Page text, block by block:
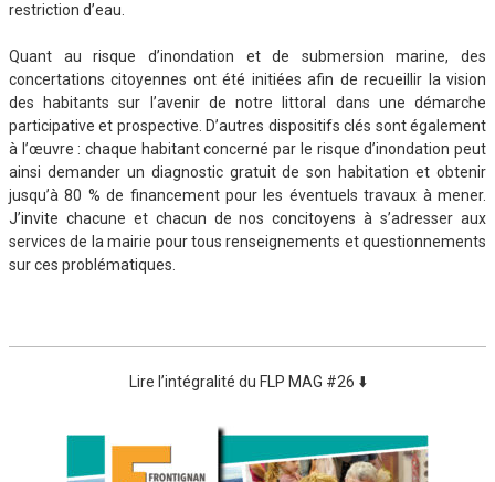
restriction d’eau.
Quant au risque d’inondation et de submersion marine, des
concertations citoyennes ont été initiées afin de recueillir la vision
des habitants sur l’avenir de notre littoral dans une démarche
participative et prospective. D’autres dispositifs clés sont également
à l’œuvre : chaque habitant concerné par le risque d’inondation peut
ainsi demander un diagnostic gratuit de son habitation et obtenir
jusqu’à 80 % de financement pour les éventuels travaux à mener.
J’invite chacune et chacun de nos concitoyens à s’adresser aux
services de la mairie pour tous renseignements et questionnements
sur ces problématiques.
Lire l’intégralité du FLP MAG #26 ⬇️